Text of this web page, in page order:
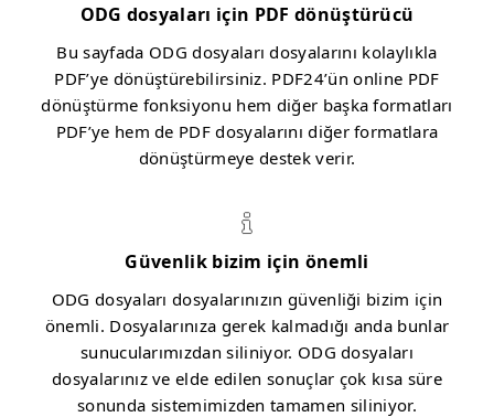
ODG dosyaları için PDF dönüştürücü
Bu sayfada ODG dosyaları dosyalarını kolaylıkla
PDF’ye dönüştürebilirsiniz. PDF24’ün online PDF
dönüştürme fonksiyonu hem diğer başka formatları
PDF’ye hem de PDF dosyalarını diğer formatlara
dönüştürmeye destek verir.
Güvenlik bizim için önemli
ODG dosyaları dosyalarınızın güvenliği bizim için
önemli. Dosyalarınıza gerek kalmadığı anda bunlar
sunucularımızdan siliniyor. ODG dosyaları
dosyalarınız ve elde edilen sonuçlar çok kısa süre
sonunda sistemimizden tamamen siliniyor.